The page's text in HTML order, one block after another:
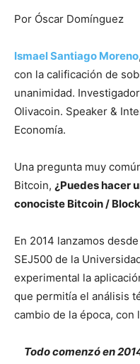
Por Óscar Domínguez
Ismael Santiago Moreno
con la calificación de
unanimidad.
Olivacoin. Speaker &
Economía.
Una pregunta muy
Bitcoin, ¿Puedes hacer
conociste Bitcoin /
En 2014 lanzamos
SEJ500 de la
experimental la
que permitía el análisis
cambio de la época,
Todo comenzó en